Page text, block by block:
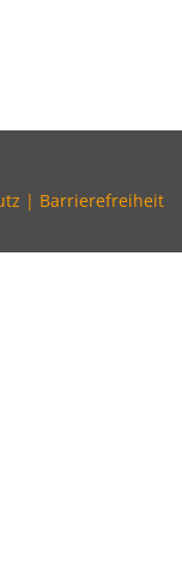
| Barrierefreiheit